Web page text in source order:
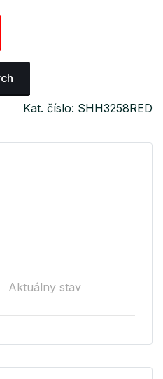
Kat. číslo: SHH3258RED
Aktuálny stav